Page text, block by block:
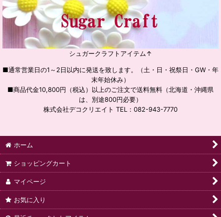
シュガークラフトアイテム↑
■通常営業日の1～2日以内に発送を致します。（土・日・祝祭日・GW・年
末年始休み）
■商品代金10,800円（税込）以上のご注文で送料無料（北海道・沖縄県
は、別途800円必要）
株式会社デコクリエイト TEL：082-943-7770
ホーム
ショッピングカート
マイページ
お気に入り